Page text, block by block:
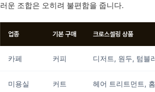
러운 조합은 오히려 불편함을 줍니다.
업종 기본 구매 크로스셀링 상품
카페 커피 디저트, 원두, 텀블
미용실 커트 헤어 트리트먼트,